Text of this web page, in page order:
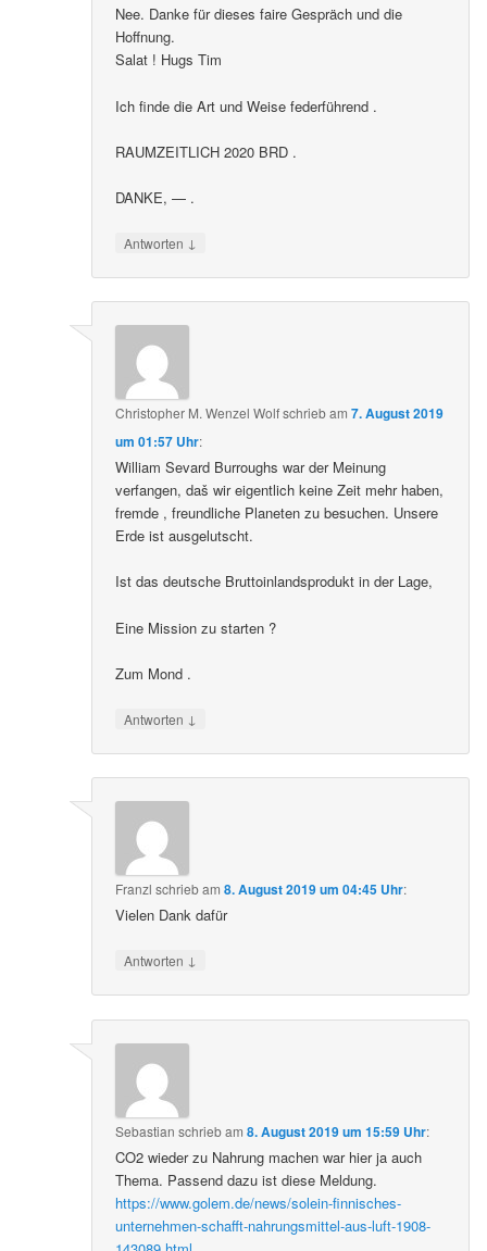
Nee. Danke für dieses faire Gespräch und die
Hoffnung.
Salat ! Hugs Tim
Ich finde die Art und Weise federführend .
RAUMZEITLICH 2020 BRD .
DANKE, — .
Antworten ↓
Christopher M. Wenzel Wolfschriebam7. August 2019
um 01:57 Uhr:
William Sevard Burroughs war der Meinung
verfangen, daš wir eigentlich keine Zeit mehr haben,
fremde , freundliche Planeten zu besuchen. Unsere
Erde ist ausgelutscht.
Ist das deutsche Bruttoinlandsprodukt in der Lage,
Eine Mission zu starten ?
Zum Mond .
Antworten ↓
Franzl schriebam8. August 2019 um 04:45 Uhr:
Vielen Dank dafür
Antworten ↓
Sebastian schriebam8. August 2019 um 15:59 Uhr:
CO2 wieder zu Nahrung machen war hier ja auch
Thema. Passend dazu ist diese Meldung.
https://www.golem.de/news/solein-finnisches-
unternehmen-schafft-nahrungsmittel-aus-luft-1908-